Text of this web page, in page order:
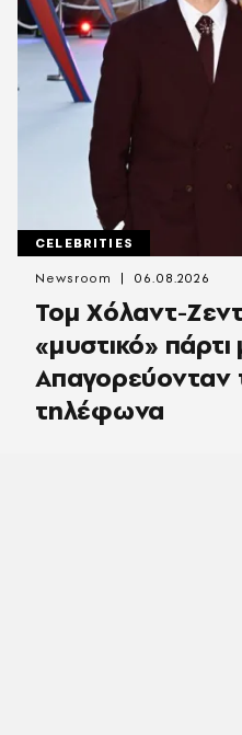
CELEBRITIES
Τομ Χόλαντ-
«μυστικό»
Απαγορεύονταν
τηλέφωνα
Newsroom 06.08.2026